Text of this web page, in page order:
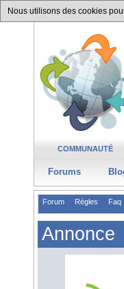
Nous utilisons des cookies
COMMUNAUTÉ
Forums
Forum Règles Faq
Annonce